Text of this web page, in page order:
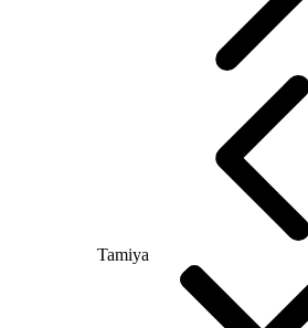
Tamiya